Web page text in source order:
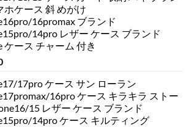
ホケース 斜 めがけ
16promax ブランド
14pro レザー ケース ブランド
ケース チャーム 付き
17pro ケース サン ローラン
16pro ケース キラキラ ストー
15 レザー ケース ブランド
14pro ケース キルティング